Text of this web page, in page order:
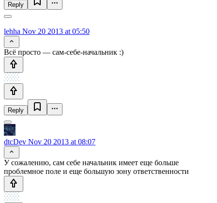
Reply
lehha Nov 20 2013 at 05:50
Всё просто — сам-себе-начальник :)
Reply
dtcDev Nov 20 2013 at 08:07
У сожалению, сам себе начальник имеет еще больше
проблемное поле и еще большую зону ответственности